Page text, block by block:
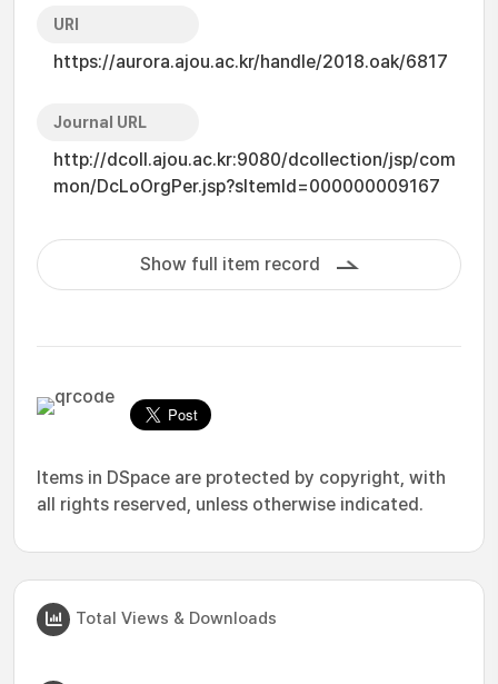
URI
https://aurora.ajou.ac.kr/handle/2018.oak/6817
Journal URL
http://dcoll.ajou.ac.kr:9080/dcollection/jsp/com
mon/DcLoOrgPer.jsp?sItemId=000000009167
Show full item record
Items in DSpace are protected by copyright, with
all rights reserved, unless otherwise indicated.
Total Views & Downloads